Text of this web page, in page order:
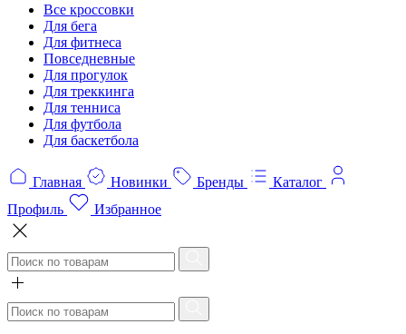
Все кроссовки
Для бега
Для фитнеса
Повседневные
Для прогулок
Для треккинга
Для тенниса
Для футбола
Для баскетбола
Главная Новинки Бренды
Каталог
Профиль
Избранное